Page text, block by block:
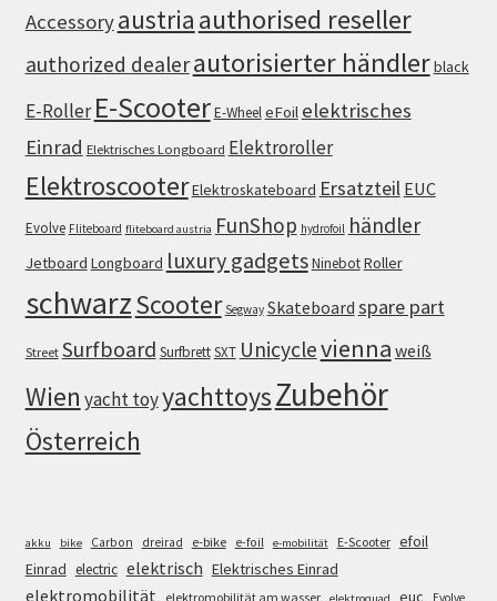
Accessoryaustria authorised reseller
authorized dealerautorisierter händlerblack
E-Roller E-ScooterE-WheeleFoil elektrisches
Einrad Elektrisches Longboard Elektroroller
ElektroscooterElektroskateboard Ersatzteil EUC
Evolve Fliteboard fliteboard austria FunShop hydrofoil händler
Jetboard Longboard luxury gadgetsNinebotRoller
schwarzScooter Segway Skateboard spare part
Street Surfboard SurfbrettSXT Unicyclevienna weiß
Wien yacht toyyachttoysZubehör
Österreich
akku bike Carbon dreirad e-bike e-foil e-mobilität E-Scooter efoil
Einrad electric elektrisch Elektrisches Einrad
elektromobilität elektromobilität am wasser euc
Evolve